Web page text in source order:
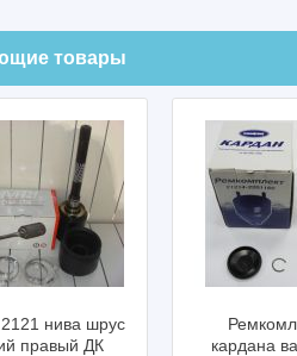
товары
Ремкомлект ШРУСа
кардана ваз 2121-21214